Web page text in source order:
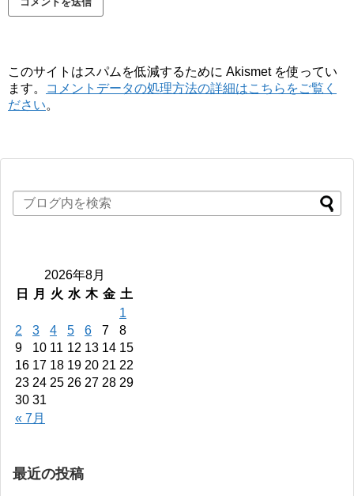
このサイトはスパムを低減するために Akismet を使ってい
ます。
コメントデータの処理方法の詳細はこちらをご覧く
ださい。
2026年8月
日
月 火 水 木 金 土
« 7月
1
2
3 4 5 6 7
8
9
10 11 12 13 14 15
16 17 18 19 20 21 22
23 24 25 26 27 28 29
30 31
最近の投稿